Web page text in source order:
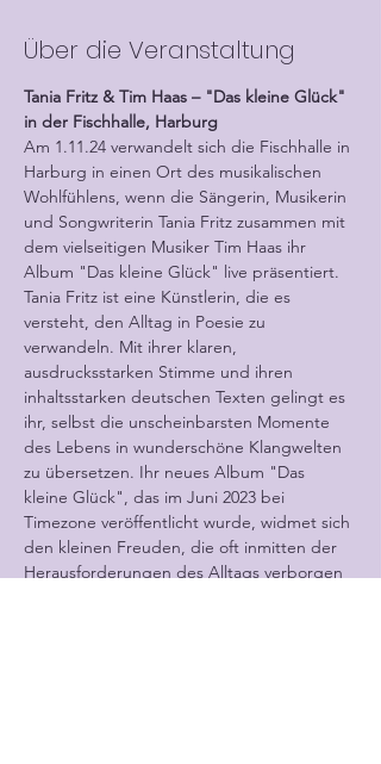
Über die Veranstaltung
Tania Fritz & Tim Haas – "Das kleine Glück"
in der Fischhalle, Harburg
Am 1.11.24 verwandelt sich die Fischhalle in
Harburg in einen Ort des musikalischen
Wohlfühlens, wenn die Sängerin, Musikerin
und Songwriterin Tania Fritz zusammen mit
dem vielseitigen Musiker Tim Haas ihr
Album "Das kleine Glück" live präsentiert.
Tania Fritz ist eine Künstlerin, die es
versteht, den Alltag in Poesie zu
verwandeln. Mit ihrer klaren,
ausdrucksstarken Stimme und ihren
inhaltsstarken deutschen Texten gelingt es
ihr, selbst die unscheinbarsten Momente
des Lebens in wunderschöne Klangwelten
zu übersetzen. Ihr neues Album "Das
kleine Glück", das im Juni 2023 bei
Timezone veröffentlicht wurde, widmet sich
den kleinen Freuden, die oft inmitten der
Herausforderungen des Alltags verborgen